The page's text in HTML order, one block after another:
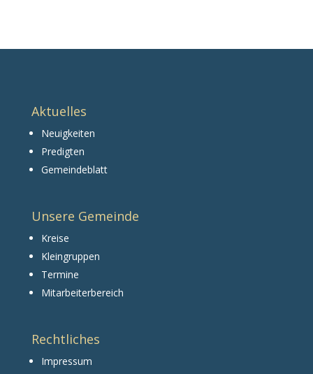
Aktuelles
Neuigkeiten
Predigten
Gemeindeblatt
Unsere Gemeinde
Kreise
Kleingruppen
Termine
Mitarbeiterbereich
Rechtliches
Impressum